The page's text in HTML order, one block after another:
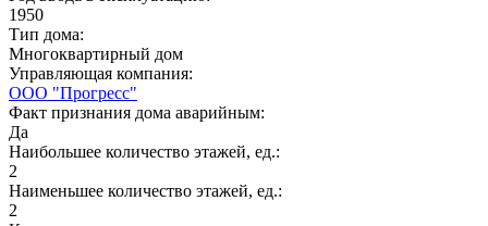
1950
Тип дома:
Многоквартирный дом
Управляющая компания:
ООО "Прогресс"
Факт признания дома аварийным:
Да
Наибольшее количество этажей, ед.:
2
Наименьшее количество этажей, ед.:
2